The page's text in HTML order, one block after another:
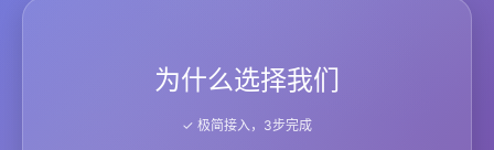
为什么选择我们
✓ 极简接入，3步完成